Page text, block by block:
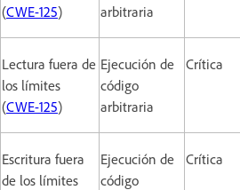
(CWE-125)
arbitraria
Lectura fuera de
los límites
(CWE-125)
Ejecución de
código
arbitraria
Crítica
Escritura fuera
de los límites
Ejecución de
código
Crítica